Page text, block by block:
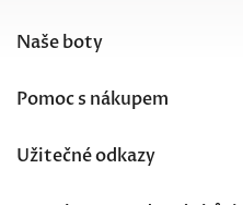
Naše boty
Pomoc s nákupem
Užitečné odkazy